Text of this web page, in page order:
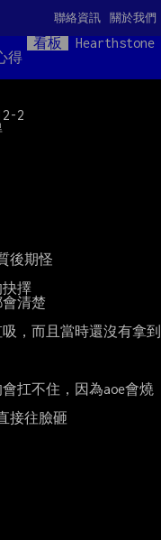
關於我們
聯絡資訊
看板
Hearthstone
得
2
後期怪
擇
清楚
，而且當時還沒有拿到
扛不住，因為aoe會燒
接往臉砸